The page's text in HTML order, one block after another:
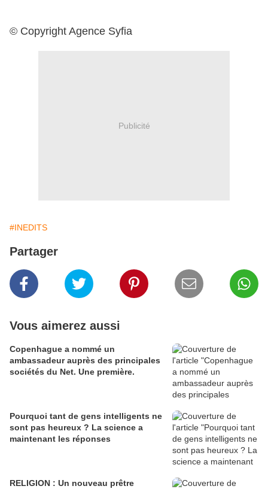
© Copyright Agence Syfia
Publicité
#INEDITS
Partager
Vous aimerez aussi
Copenhague a nommé un
ambassadeur auprès des principales
sociétés du Net. Une première.
Pourquoi tant de gens intelligents ne
sont pas heureux ? La science a
maintenant les réponses
RELIGION : Un nouveau prêtre